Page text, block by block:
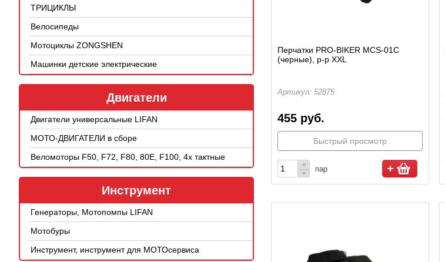
ТРИЦИКЛЫ
Велосипеды
Мотоциклы ZONGSHEN
Машинки детские электрические
Двигатели
Двигатели универсальные LIFAN
МОТО-ДВИГАТЕЛИ в сборе
Веломоторы F50, F72, F80, 80E, F100, 4х тактные
Инструмент
Генераторы, Мотопомпы LIFAN
Мотобуры
Инструмент, инструмент для МОТОсервиса
Перчатки PRO-BIKER MCS-01C
(черные), р-р XXL
Артикул: 52875
455 руб.
Быстрый просмотр
пар